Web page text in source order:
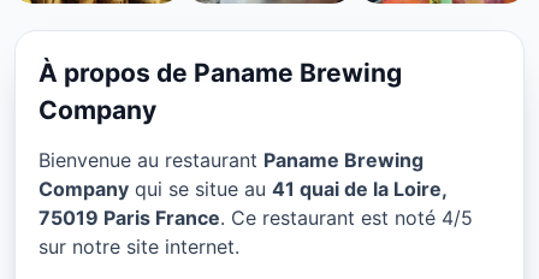
Paname Brewing Company
à Paris
★ 4/5
À propos de Paname Brewing
Company
Bienvenue au restaurant Paname Brewing
Company qui se situe au 41 quai de la Loire,
75019 Paris France. Ce restaurant est noté 4/5
sur notre site internet.